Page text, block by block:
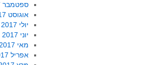
ספטמבר 2017
אוגוסט 2017
יולי 2017
יוני 2017
מאי 2017
אפריל 2017